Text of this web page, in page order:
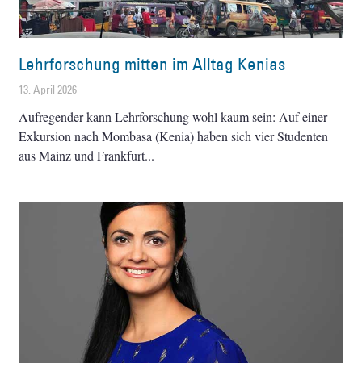
Lehrforschung mitten im Alltag Kenias
13. April 2026
Aufregender kann Lehrforschung wohl kaum sein: Auf einer
Exkursion nach Mombasa (Kenia) haben sich vier Studenten
aus Mainz und Frankfurt